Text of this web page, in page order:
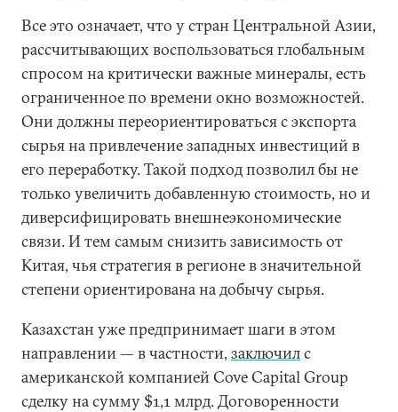
Все это означает, что у стран Центральной Азии,
рассчитывающих воспользоваться глобальным
спросом на критически важные минералы, есть
ограниченное по времени окно возможностей.
Они должны переориентироваться с экспорта
сырья на привлечение западных инвестиций в
его переработку. Такой подход позволил бы не
только увеличить добавленную стоимость, но и
диверсифицировать внешнеэкономические
связи. И тем самым снизить зависимость от
Китая, чья стратегия в регионе в значительной
степени ориентирована на добычу сырья.
Казахстан уже предпринимает шаги в этом
направлении — в частности, заключилс
американской компанией Cove Capital Group
сделку на сумму $1,1 млрд. Договоренности